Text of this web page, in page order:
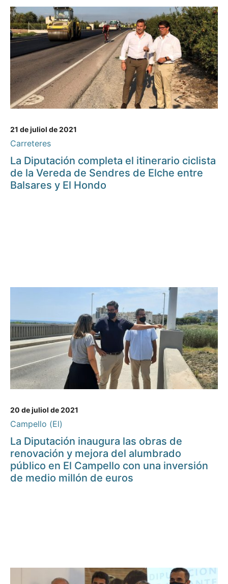
21 de juliol de 2021
Carreteres
La Diputación completa el itinerario ciclista
de la Vereda de Sendres de Elche entre
Balsares y El Hondo
20 de juliol de 2021
Campello (El)
La Diputación inaugura las obras de
renovación y mejora del alumbrado
público en El Campello con una inversión
de medio millón de euros